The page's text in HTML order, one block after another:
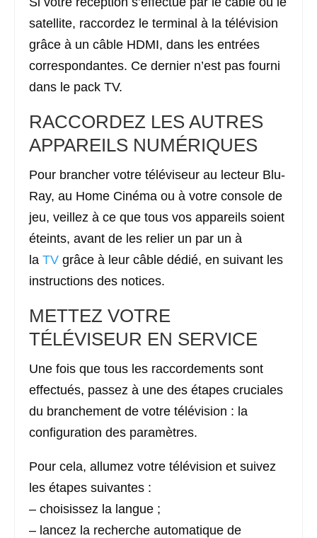
satellite, raccordez le terminal à la télévision
grâce à un câble HDMI, dans les entrées
correspondantes. Ce dernier n’est pas fourni
dans le pack TV.
RACCORDEZ LES AUTRES
APPAREILS NUMÉRIQUES
Pour brancher votre téléviseur au lecteur Blu-
Ray, au Home Cinéma ou à votre console de
jeu, veillez à ce que tous vos appareils soient
éteints, avant de les relier un par un à
la TV grâce à leur câble dédié, en suivant les
instructions des notices.
METTEZ VOTRE
TÉLÉVISEUR EN SERVICE
Une fois que tous les raccordements sont
effectués, passez à une des étapes cruciales
du branchement de votre télévision : la
configuration des paramètres.
Pour cela, allumez votre télévision et suivez
les étapes suivantes :
– choisissez la langue ;
– lancez la recherche automatique de